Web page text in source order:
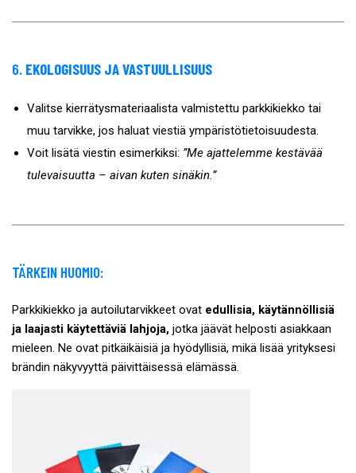
6. EKOLOGISUUS JA VASTUULLISUUS
Valitse kierrätysmateriaalista valmistettu parkkikiekko tai
muu tarvikke, jos haluat viestiä ympäristötietoisuudesta.
Voit lisätä viestin esimerkiksi: ”Me ajattelemme kestävää
tulevaisuutta – aivan kuten sinäkin.”
TÄRKEIN HUOMIO:
Parkkikiekko ja autoilutarvikkeet ovat edullisia, käytännöllisiä
ja laajasti käytettäviä lahjoja, jotka jäävät helposti asiakkaan
mieleen. Ne ovat pitkäikäisiä ja hyödyllisiä, mikä lisää yrityksesi
brändin näkyvyyttä päivittäisessä elämässä.